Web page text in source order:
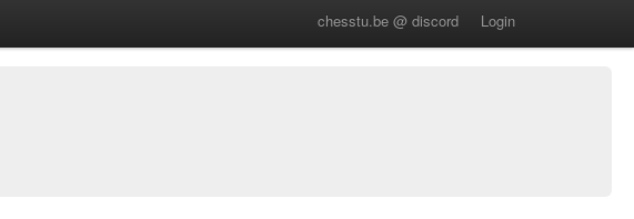
chesstu.be @ discord Login